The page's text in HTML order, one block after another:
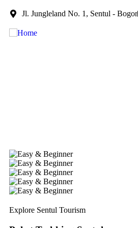
Jl. Jungleland No. 1, Sentul - Bogor
Explore Sentul Tourism